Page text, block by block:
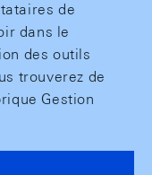
de
dans le
des outils
trouverez de
Gestion